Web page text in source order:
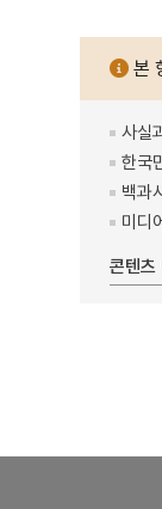
본
사실
한국
백과
미디
콘텐츠